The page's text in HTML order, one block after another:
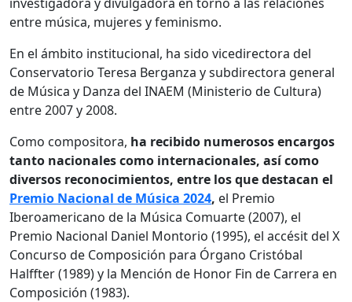
entre música, mujeres y feminismo.
En el ámbito institucional, ha sido vicedirectora del
Conservatorio Teresa Berganza y subdirectora general
de Música y Danza del INAEM (Ministerio de Cultura)
entre 2007 y 2008.
Como compositora, ha recibido numerosos encargos
tanto nacionales como internacionales, así como
diversos reconocimientos, entre los que destacan el
Premio Nacional de Música 2024, el Premio
Iberoamericano de la Música Comuarte (2007), el
Premio Nacional Daniel Montorio (1995), el accésit del X
Concurso de Composición para Órgano Cristóbal
Halffter (1989) y la Mención de Honor Fin de Carrera en
Composición (1983).